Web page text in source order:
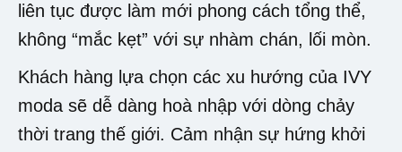
liên tục được làm mới phong cách tổng thể,
không “mắc kẹt” với sự nhàm chán, lối mòn.
Khách hàng lựa chọn các xu hướng của IVY
moda sẽ dễ dàng hoà nhập với dòng chảy
thời trang thế giới. Cảm nhận sự hứng khởi